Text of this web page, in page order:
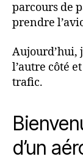
parcours de
prendre
Aujourd’hui,
l’autre côté
trafic.
d’un